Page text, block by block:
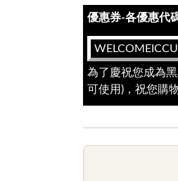
優惠券-各優惠代
為了慶祝您成為
可使用)，祝您購